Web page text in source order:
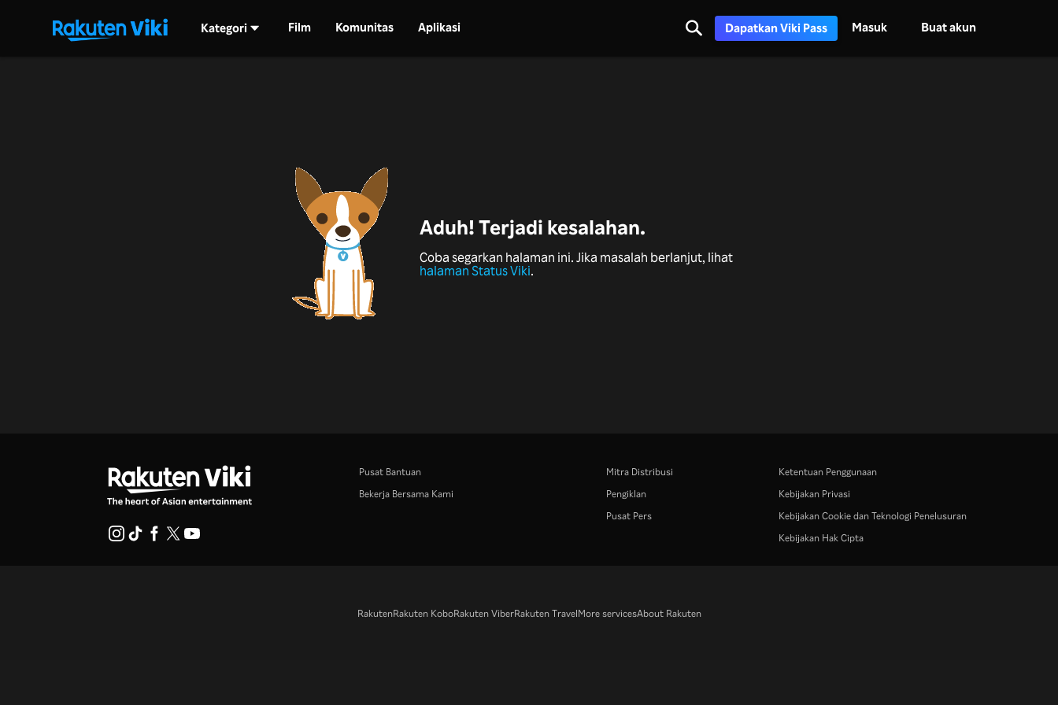
Kategori Film Komunitas Aplikasi Dapatkan Viki Pass Masuk Buat akun
Aduh! Terjadi kesalahan.
Coba segarkan halaman ini. Jika masalah berlanjut, lihat
halaman Status Viki.
Pusat Bantuan
Bekerja Bersama Kami
Mitra Distribusi
Pengiklan
Pusat Pers
Ketentuan Penggunaan
Kebijakan Privasi
Kebijakan Cookie dan Teknologi Penelusuran
Kebijakan Hak Cipta
RakutenRakuten KoboRakuten ViberRakuten TravelMore servicesAbout Rakuten